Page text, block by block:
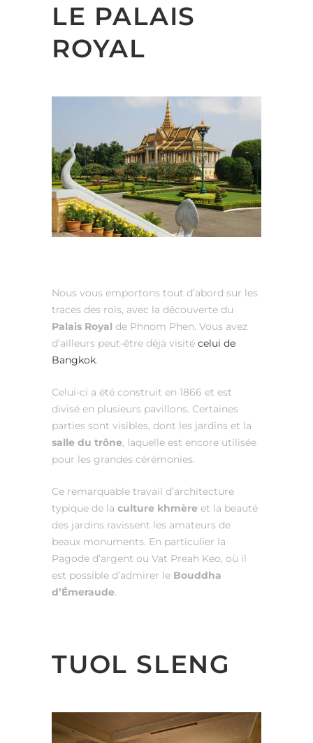
LE PALAIS
ROYAL
Nous vous emportons tout d’abord sur les
traces des rois, avec la découverte du
Palais Royal de Phnom Phen. Vous avez
d’ailleurs peut-être déjà visité celui de
Bangkok.
Celui-ci a été construit en 1866 et est
divisé en plusieurs pavillons. Certaines
parties sont visibles, dont les jardins et la
salle du trône, laquelle est encore utilisée
pour les grandes cérémonies.
Ce remarquable travail d’architecture
typique de la culture khmère et la beauté
des jardins ravissent les amateurs de
beaux monuments. En particulier la
Pagode d’argent ou Vat Preah Keo, où il
est possible d’admirer le Bouddha
d’Émeraude.
TUOL SLENG